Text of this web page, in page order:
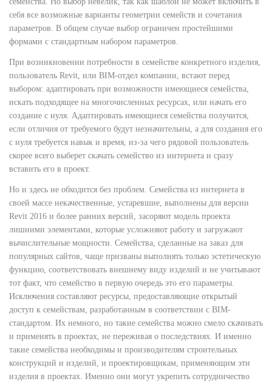
себя все возможные варианты геометрии семейств и сочетания
параметров. В общем случае выбор ограничен простейшими
формами с стандартным набором параметров.
При возникновении потребности в семействе конкретного изделия,
пользователь Revit, или BIM-отдел компании, встают перед
выбором: адаптировать при возможности имеющиеся семейства,
искать подходящее на многочисленных ресурсах, или начать его
создание с нуля. Адаптировать имеющиеся семейства получится,
если отличия от требуемого будут незначительны, а для создания его
с нуля требуется навык и время, из-за чего рядовой пользователь
скорее всего выберет скачать семейство из интернета и сразу
вставить его в проект.
Но и здесь не обходится без проблем. Семейства из интернета в
своей массе некачественные, устаревшие, выполнены для версии
Revit 2016 и более ранних версий, засоряют модель проекта
лишними элементами, которые усложняют работу и загружают
вычислительные мощности. Семейства, сделанные на заказ для
популярных сайтов, чаще призваны выполнять только эстетическую
функцию, соответствовать внешнему виду изделий и не учитывают
тот факт, что семейство в первую очередь это его параметры.
Исключения составляют ресурсы, предоставляющие открытый
доступ к семействам, разработанным в соответствии с BIM-
стандартом. Их немного, но такие семейства можно смело скачивать
и применять в проектах, не переживая о последствиях. И именно
такие семейства необходимы и производителям строительных
конструкций и изделий, и проектировщикам, применяющим эти
изделия в проектах. Именно они могут укрепить сотрудничество